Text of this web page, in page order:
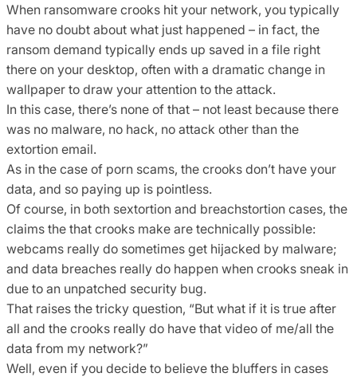
When ransomware crooks hit your network, you typically
have no doubt about what just happened – in fact, the
ransom demand typically ends up saved in a file right
there on your desktop, often with a dramatic change in
wallpaper to draw your attention to the attack.
In this case, there’s none of that – not least because there
was no malware, no hack, no attack other than the
extortion email.
As in the case of porn scams, the crooks don’t have your
data, and so paying up is pointless.
Of course, in both sextortion and breachstortion cases, the
claims the that crooks make are technically possible:
webcams really do sometimes get hijacked by malware;
and data breaches really do happen when crooks sneak in
due to an unpatched security bug.
That raises the tricky question, “But what if it is true after
all and the crooks really do have that video of me/all the
data from my network?”
Well, even if you decide to believe the bluffers in cases